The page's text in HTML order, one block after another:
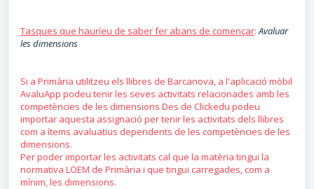
Tasques que hauríeu de saber fer abans de començar:Avaluar
les dimensions
Si a Primària utilitzeu els llibres de Barcanova, a l'aplicació mòbil
AvaluApp podeu tenir les seves activitats relacionades amb les
competències de les dimensions Des de Clickedu podeu
importar aquesta assignació per tenir les activitats dels llibres
com a ítems avaluatius dependents de les competències de les
dimensions.
Per poder importar les activitats cal que la matèria tingui la
normativa LOEM de Primària i que tingui carregades, com a
mínim, les dimensions.